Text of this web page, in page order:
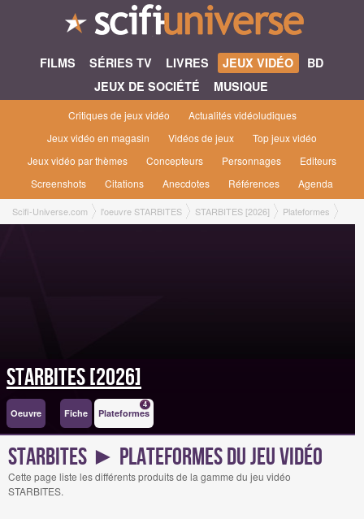
FILMS SÉRIES TV LIVRES JEUX VIDÉO
BD
JEUX DE SOCIÉTÉ
MUSIQUE
Critiques de jeux vidéo
Actualités vidéoludiques
Jeux vidéo en magasin
Vidéos de jeux
Top jeux vidéo
Jeux vidéo par thèmes
Concepteurs Personnages
Editeurs
Screenshots
Citations Anecdotes Références Agenda
Scifi-Universe.com l'oeuvre STARBITES STARBITES [2026] Plateformes
STARBITES [2026]
Oeuvre Fiche Plateformes
4
STARBITES ► Plateformes du jeu vidéo
Cette page liste les différents produits de la gamme du jeu vidéo
STARBITES.